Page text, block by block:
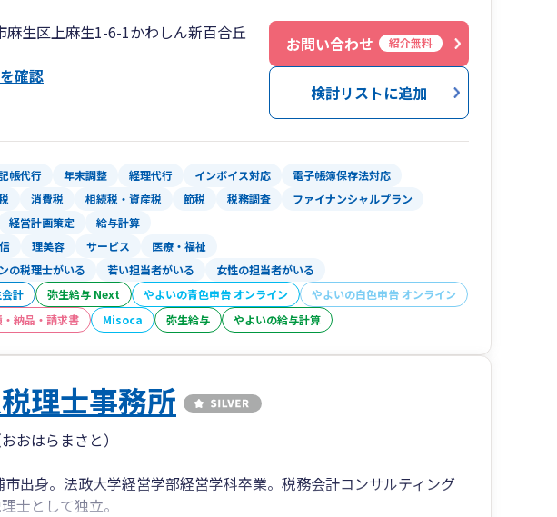
麻生区上麻生1-6-1かわしん新百合丘
確認
お問い合わせ 紹介無料
検討リストに追加
帳代行 年末調整 経理代行 インボイス対応
電子帳簿保存法対応
消費税 相続税・資産税 節税 税務調査
ファイナンシャルプラン
経営計画策定 給与計算
理美容 サービス 医療・福祉
の税理士がいる 若い担当者がいる 女性の担当者がいる
計 弥生給与 Next やよいの青色申告 オンライン
やよいの白色申告 オンライン
納品・請求書 Misoca 弥生給与 やよいの給与計算
理士事務所
おはらまさと）
出身。法政大学経営学部経営学科卒業。税務会計コンサルティング
士として独立。